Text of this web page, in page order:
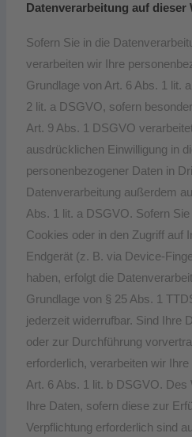
Datenverarbeitung auf dieser
Sofern Sie in die
verarbeiten wir Ihre
Grundlage von Art. 6 Abs. 1 lit.
2 lit. a DSGVO, sofern
Art. 9 Abs. 1 DSGVO
ausdrücklichen Einwilligung in
personenbezogener Daten in
Datenverarbeitung außerdem
Abs. 1 lit. a DSGVO. Sofern
Cookies oder in den Zugriff auf
Endgerät (z. B. via Device-
haben, erfolgt die
Grundlage von § 25 Abs. 1
jederzeit widerrufbar. Sind Ihre
oder zur Durchführung
erforderlich, verarbeiten wir
Art. 6 Abs. 1 lit. b DSGVO. Des
Ihre Daten, sofern diese zur
Verpflichtung erforderlich sind